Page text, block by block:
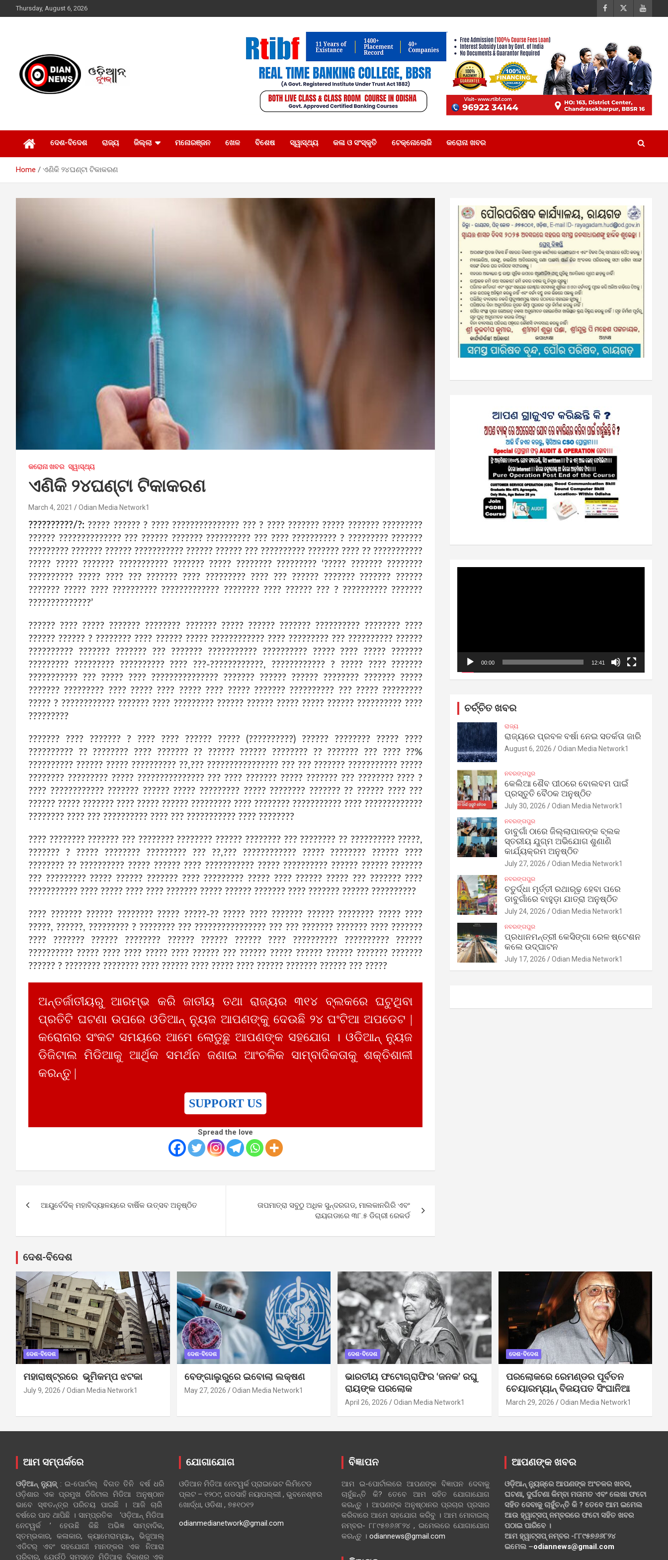
to
Thursday, August 6, 2026
ଦେଶ-ବିଦେଶ ରାଜ୍ୟ ଜିଲ୍ଲା ମନୋରଞ୍ଜନ ଖେଳ ବିଶେଷ ସ୍ୱାସ୍ଥ୍ୟ କଳା ଓ ସଂସ୍କୃତି ଟେକ୍ନୋଲୋଜି କରୋନା ଖବର
Home ଏଣିକି ୨୪ଘଣ୍ଟା ଟିକାକରଣ
କରୋନା ଖବର ସ୍ୱାସ୍ଥ୍ୟ
ଏଣିକି ୨୪ଘଣ୍ଟା ଟିକାକରଣ
March 4, 2021 Odian Media Network1
??????????/?: ????? ?????? ? ???? ??????????????? ??? ? ???? ??????? ????? ??????? ?????????
?????? ?????????????? ??? ?????? ??????? ?????????? ??? ???? ?????????? ? ????????? ???????
????????? ??????? ?????? ??????????? ?????? ?????? ??? ?????????? ??????? ???? ?? ???????????
????? ????? ??????? ??????????? ??????? ????? ???????? ????????? ‘????? ??????? ????????
?????????? ????? ???? ??? ??????? ???? ????????? ???? ??? ?????? ??????? ??????? ??????
??????? ????? ???? ?????????? ????????????? ???????? ???? ?????? ??? ? ?????????? ???????
??????????????’
?????? ???? ????? ??????? ???????? ??????? ????? ?????? ??????? ?????????? ???????? ????
?????? ?????? ? ???????? ???? ?????? ????? ???????????? ???? ????????? ??? ?????????? ??????
?????????? ??????? ??????? ??? ??????? ??????????? ?????????? ????? ???? ????? ???????
????????? ????????? ?????????? ???? ???-????????????, ???????????? ? ????? ???? ???????
??????????? ??? ????? ???? ??????????????? ??????? ?????? ?????? ???????? ??????? ?????
??????? ????????? ???? ????? ???? ????? ???? ????? ??????? ?????????? ??? ????? ?????????
????? ? ???????????? ??????? ???? ????????? ?????? ?????? ????? ????? ?????? ?????????? ????
?????????
??????? ???? ??????? ? ???? ???? ?????? ????? (??????????) ?????? ???????? ????? ????
?????????? ?? ???????? ???? ??????? ?? ?????? ?????? ???????? ?? ??????? ??? ???? ??%
?????????? ?????? ????? ?????????? ??,??? ???????????????? ??? ??? ??????? ??????????? ?????
???????? ????????? ????? ??????????????? ??? ???? ??????? ????? ??????? ??? ???????? ???? ?
???? ???????????? ??????? ?????? ????? ????????? ????? ???????? ??????? ?? ?????? ???? ???
?????? ????? ??????? ???? ????? ?????? ????????? ???? ???????? ??????????? ???? ?????????????
???????? ???? ??? ?????????? ???? ??? ??????????? ???? ????????
???? ???????? ??????? ??? ???????? ???????? ?????? ???????? ??? ???????? ?? ?????????? ?????,
??????? ? ????? ???????? ????????? ??? ??,??? ???????????? ????? ???????? ?????? ????
???????? ?? ?????????? ????? ?????? ???? ??????????? ????? ?????????? ?????? ?????? ???????
??? ????????? ????? ?????? ??????? ???? ????????? ????? ???? ?????? ????? ??? ??????? ????
??????????? ???? ????? ???? ???? ??????? ????? ?????? ??????? ???? ??????? ?????? ??????????
???? ??????? ?????? ???????? ????? ?????-?? ????? ???? ??????? ?????? ???????? ????? ????
?????, ??????, ????????? ? ???????? ??? ???????????????? ??? ??? ??????? ??????? ???? ???????
???? ??????? ?????? ???????? ?????? ?????? ?????? ???? ?????????? ?????????? ??????
?????????? ????? ???? ???? ????? ???? ?????? ??? ?????? ????? ?????? ?????? ??????? ???????
?????? ? ???????? ???????? ???? ?????? ???? ????? ???? ?????? ??????? ?????? ??? ?????
ଅନ୍ତର୍ଜାତୀୟରୁ ଆରମ୍ଭ କରି ଜାତୀୟ ତଥା ରାଜ୍ୟର ୩୧୪ ବ୍ଲକରେ ଘଟୁଥିବା
ପ୍ରତିଟି ଘଟଣା ଉପରେ ଓଡିଆନ୍ ନ୍ୟୁଜ ଆପଣଙ୍କୁ ଦେଉଛି ୨୪ ଘଂଟିଆ ଅପଡେଟ |
କରୋନାର ସଂକଟ ସମୟରେ ଆମେ ଲୋଡୁଛୁ ଆପଣଙ୍କ ସହଯୋଗ । ଓଡିଆନ୍ ନ୍ୟୁଜ
ଡିଜିଟାଲ ମିଡିଆକୁ ଆର୍ଥିକ ସମର୍ଥନ ଜଣାଇ ଆଂଚଳିକ ସାମ୍ବାଦିକତାକୁ ଶକ୍ତିଶାଳୀ
କରନ୍ତୁ |
SUPPORT US
Spread the love
navigation
ଆୟୁର୍ବେଦିକ୍ ମହାବିଦ୍ୟାଳୟରେ ବାର୍ଷିକ ଉତ୍ସବ ଅନୁଷ୍ଠିତ
ତାପମାତ୍ରା ସବୁଠୁ ଅଧିକ ସୁନ୍ଦରଗଡ, ମାଲକାନଗିରି ଏବଂ
ରାୟଗଡାରେ ୩୮.୫ ଡିଗ୍ରୀ ରେକର୍ଡ
00:00 12:41
ଚର୍ଚ୍ଚିତ ଖବର
ରାଜ୍ୟ
ରାଜ୍ୟରେ ପ୍ରବଳ ବର୍ଷା ନେଇ ସତର୍କତା ଜାରି
August 6, 2026 Odian Media Network1
ନବରଙ୍ଗପୁର
କେଲିଆ ଶୈବ ପୀଠରେ ବୋଲବମ ପାଇଁ
ପ୍ରସ୍ତୁତି ବୈଠକ ଅନୁଷ୍ଠିତ
July 30, 2026 Odian Media Network1
ନବରଙ୍ଗପୁର
ଡାବୁଗାଁ ଠାରେ ଜିଲ୍ଲାପାଳଙ୍କ ବ୍ଲକ
ସ୍ତରୀୟ ଯୁଗ୍ମ ଅଭିଯୋଗ ଶୁଣାଣି
କାର୍ଯ୍ୟକ୍ରମ ଅନୁଷ୍ଠିତ
July 27, 2026 Odian Media Network1
ନବରଙ୍ଗପୁର
ଚତୁର୍ଦ୍ଧା ମୂର୍ତ୍ତୀ ରଥାରୂଢ଼ ହେବା ପରେ
ଡାବୁଗାଁରେ ବାହୁଡ଼ା ଯାତ୍ରା ଅନୁଷ୍ଠିତ
July 24, 2026 Odian Media Network1
ନବରଙ୍ଗପୁର
ପ୍ରଧାନମନ୍ତ୍ରୀ କେସିଙ୍ଗା ରେଳ ଷ୍ଟେଶନ
କଲେ ଉଦ୍‌ଘାଟନ
July 17, 2026 Odian Media Network1
ଦେଶ-ବିଦେଶ
ଦେଶ-ବିଦେଶ
ମହାରାଷ୍ଟ୍ରରେ ଭୂମିକମ୍ପ ଝଟକା
July 9, 2026 Odian Media Network1
ଦେଶ-ବିଦେଶ
ବେଙ୍ଗାଲୁରୁରେ ଇବୋଲା ଲକ୍ଷଣ
May 27, 2026 Odian Media Network1
ଦେଶ-ବିଦେଶ
ଭାରତୀୟ ଫଟୋଗ୍ରାଫିର ‘ଜନକ’ ରଘୁ
ରାୟଙ୍କ ପରଲୋକ
April 26, 2026 Odian Media Network1
ଦେଶ-ବିଦେଶ
ପରଲୋକରେ ରେମଣ୍ଡର ପୂର୍ବତନ
ଚେୟାରମ୍ୟାନ୍ ବିଜୟପତ ସିଂଘାନିଆ
March 29, 2026 Odian Media Network1
ଆମ ସମ୍ପର୍କରେ
ଓଡ଼ିଆନ୍‍ ନ୍ୟୁଜ୍‍: ଇ-ପୋର୍ଟାଲ୍ ବିଗତ ତିନି ବର୍ଷ ଧରି
ଓଡ଼ିଶାର ଏକ ପ୍ରମୁଖ ଡିଜିଟାଲ ମିଡିଆ ଅନୁଷ୍ଠାନ
ଭାବେ ସ୍ଵତନ୍ତ୍ର ପରିଚୟ ପାଇଛି । ଆଜି ଚାରି
ବର୍ଷରେ ପାଦ ଥାପିଛି । ସାମ୍ପ୍ରତିକ ‘ଓଡ଼ିଆନ୍‍ ମିଡିଆ
ନେଟୱର୍କ ’ ହେଉଛି କିଛି ଅଭିଜ୍ଞ ସାମ୍ବାଦିକ,
ସ୍ତମ୍ଭକାର, କଳାକାର, କ୍ୟାମେରାମ୍ୟାନ୍, ଭିଜୁଆଲ୍
ଏଡିଟର୍ ଏବଂ ସହଯୋଗୀ ମାନଙ୍କର ଏକ ନିଆରା
ପରିବାର, ଯେଉଁଠି ସମସ୍ତେ ମିଡିଆକୁ ବିକାଶର ଏକ
ଯୋଗାଯୋଗ
ଓଡିଆନ ମିଡିଆ ନେଟୱର୍କ ପ୍ରାଇଭେଟ ଲିମିଟେଡ
ପ୍ଲଟ – ୧୨୦୯, ଗଡସାହି ନୟାପଲ୍ଲୀ , ଭୁବନେଶ୍ଵର
ଖୋର୍ଦ୍ଧା, ଓଡିଶା , ୭୫୧୦୧୨
odianmedianetwork@gmail.com
ବିଜ୍ଞାପନ
ଆମ ଇ-ପୋର୍ଟାଲରେ ଆପଣଙ୍କ ବିଜ୍ଞାପନ ଦେବାକୁ
ଚାହୁଁଛନ୍ତି କି? ତେବେ ଆମ ସହିତ ଯୋଗାଯୋଗ
କରନ୍ତୁ । ଆପଣଙ୍କ ଅନୁଷ୍ଠାନର ପ୍ରଚାର ପ୍ରସାର
କରିବାରେ ଆମେ ସହଯୋଗ କରିବୁ । ଆମ ମୋବାଇଲ୍
ନମ୍ବର- ୮୮୯୫୭୬୬୮୨୪ , ଇମେଲରେ ଯୋଗାଯୋଗ
କରନ୍ତୁ । odiannews@gmail.com
ଆପଣଙ୍କ ଖବର
ଓଡ଼ିଆନ୍ ନ୍ୟୁଜ୍‌ରେ ଆପଣଙ୍କ ଅଂଚଳର ଖବର,
ଘଟଣା, ଦୁର୍ଘଟଣା କିମ୍ବା ମତାମତ ଏବଂ ଲେଖା ଫଟୋ
ସହିତ ଦେବାକୁ ଚାହୁଁଚନ୍ତି କି ? ତେବେ ଆମ ଇମେଲ
ଆଉ ହ୍ୱାଟ୍‌ସପ୍ ନମ୍ବରରେ ଫଟୋ ସହିତ ଖବର
ପଠାଇ ପାରିବେ ।
ଆମ ହ୍ୱାଟ୍‌ସପ୍ ନମ୍ବର -୮୮୯୫୭୬୬୮୨୪
ଇମେଲ –odiannews@gmail.com